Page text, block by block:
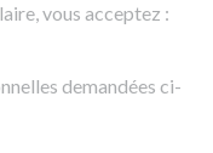
vous acceptez :
demandées ci-